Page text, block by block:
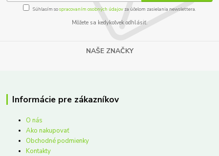
Súhlasím sospracovaním osobných údajov za účelom zasielania newslettera.
Môžete sa kedykoľvek odhlásiť.
NAŠE ZNAČKY
Informácie pre zákazníkov
O nás
Ako nakupovať
Obchodné podmienky
Kontakty